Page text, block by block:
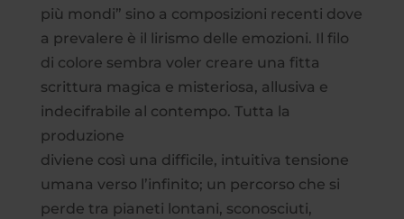
più mondi” sino a composizioni recenti dove
a prevalere è il lirismo delle emozioni. Il filo
di colore sembra voler creare una fitta
scrittura magica e misteriosa, allusiva e
indecifrabile al contempo. Tutta la
produzione
diviene così una difficile, intuitiva tensione
umana verso l’infinito; un percorso che si
perde tra pianeti lontani, sconosciuti,